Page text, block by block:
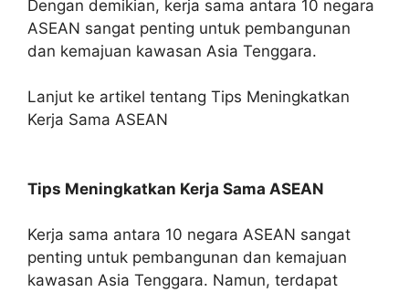
Dengan demikian, kerja sama antara 10 negara
ASEAN sangat penting untuk pembangunan
dan kemajuan kawasan Asia Tenggara.
Lanjut ke artikel tentang Tips Meningkatkan
Kerja Sama ASEAN
Tips Meningkatkan Kerja Sama ASEAN
Kerja sama antara 10 negara ASEAN sangat
penting untuk pembangunan dan kemajuan
kawasan Asia Tenggara. Namun, terdapat